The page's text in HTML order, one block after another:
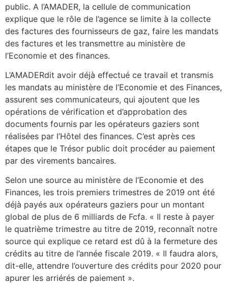
public. A l’AMADER, la cellule de communication
explique que le rôle de l’agence se limite à la collecte
des factures des fournisseurs de gaz, faire les mandats
des factures et les transmettre au ministère de
l’Economie et des finances.
L’AMADERdit avoir déjà effectué ce travail et transmis
les mandats au ministère de l’Economie et des Finances,
assurent ses communicateurs, qui ajoutent que les
opérations de vérification et d’approbation des
documents fournis par les opérateurs gaziers sont
réalisées par l’Hôtel des finances. C’est après ces
étapes que le Trésor public doit procéder au paiement
par des virements bancaires.
Selon une source au ministère de l’Economie et des
Finances, les trois premiers trimestres de 2019 ont été
déjà payés aux opérateurs gaziers pour un montant
global de plus de 6 milliards de Fcfa. « Il reste à payer
le quatrième trimestre au titre de 2019, reconnaît notre
source qui explique ce retard est dû à la fermeture des
crédits au titre de l’année fiscale 2019. « Il faudra alors,
dit-elle, attendre l’ouverture des crédits pour 2020 pour
apurer les arriérés de paiement ».